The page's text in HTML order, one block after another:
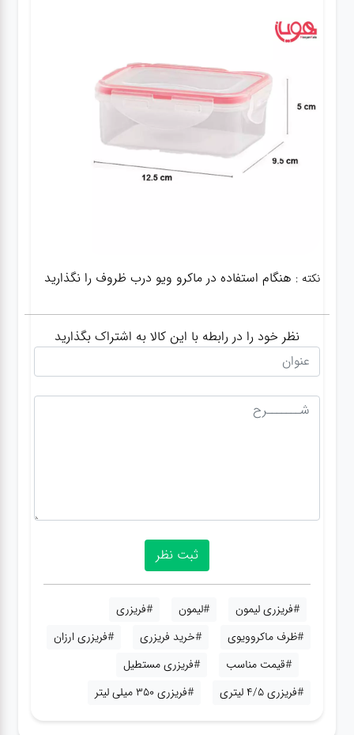
نکته : هنگام استفاده در ماکرو ویو درب ظروف را نگذارید
نظر خود را در رابطه با این کالا به اشتراک بگذارید
#فریزری لیمون #لیمون
#فریزری
#ظرف ماکروویوی
#خرید فریزری
#فریزری ارزان
#قیمت مناسب
#فریزری مستطیل
#فریزری 4/5 لیتری
#فریزری 350 میلی لیتر